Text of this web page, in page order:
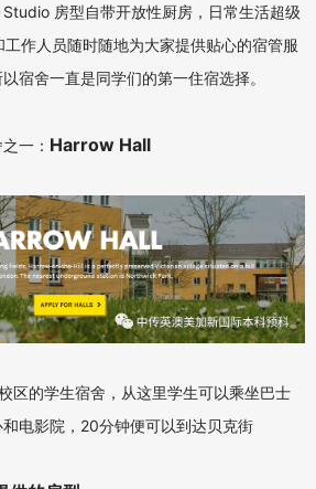
Studio 房型自带开放性厨房，日常生活超级
作人员随时随地为大家提供贴心的宿管服
宿舍一直是同学们的第一住宿选择。
一： Harrow Hall
区的学生宿舍，从这里学生可以乘坐巴士
电影院，20分钟便可以到达贝克街